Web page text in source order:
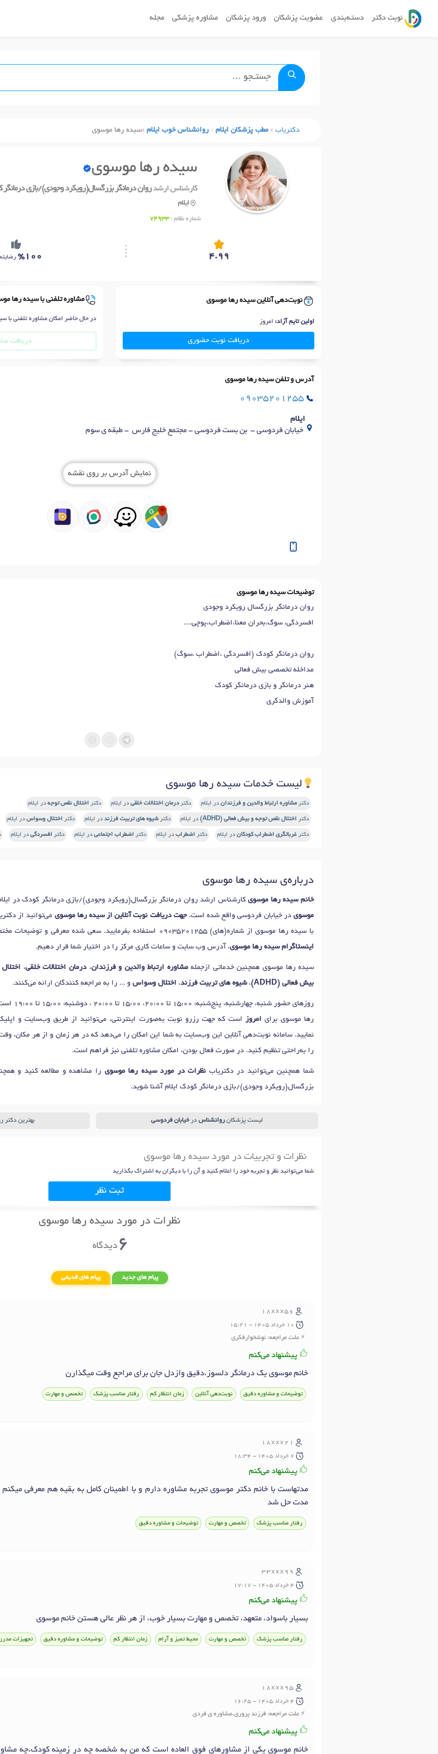
نوبت دکتر دسته‌بندی عضویت پزشکان ورود پزشکان مشاوره پزشکی مجله
دکتریاب مطب پزشکان ایلام روانشناس خوب ایلام سیده رها موسوی
سیده رها موسوی
کارشناس ارشدروان درمانگر بزرگسال(رویکرد وجودی)/بازی
ایلام
شماره نظام :74933
4.99
%100
نوبت‌دهی آنلاین سیده رها موسوی
اولین تایم آزاد: امروز
دریافت نوبت حضوری
مشاوره تلفنی با سیده رها
در حال حاضر امکان مشاوره تلفنی با
دریافت
آدرس و تلفن سیده رها موسوی
09035201255
ایلام
خیابان فردوسی - بن بست فردوسی - مجتمع خلیج فارس - طبقه ی سوم
نمایش آدرس بر روی نقشه
توضیحات سیده رها موسوی
روان درمانگر بزرگسال رویکرد وجودی
افسردگی، سوگ،بحران معنا،اضطراب،پوچی....
روان درمانگر کودک (افسردگی ،اضطراب ،سوگ)
مداخله تخصصی بیش فعالی
هنر درمانگر و بازی درمانگر کودک
آموزش والدگری
لیست خدمات سیده رها موسوی
دکترمشاوره ارتباط والدین و فرزندان در ایلام دکتردرمان اختلالات خلقی در ایلام دکتر اختلال نقص توجه در ایلام
دکتر اختلال نقص توجه و بیش فعالی (ADHD) در ایلام دکترشیوه های تربیت فرزند در ایلام دکتر اختلال وسواس در ایلام
دکتر غربالگری اضطراب کودکان در ایلام دکتر اضطراب در ایلام دکتر اضطراب اجتماعی در ایلام دکتر افسردگی در ایلام
درباره‌ی سیده رها موسوی
خانم سیده رها موسویکارشناس ارشد روان درمانگر بزرگسال(رویکرد وجودی)/بازی درمانگر کودک در
موسویدر خیابان فردوسی واقع شده است.جهت دریافت نوبت آنلاین از سیده رها موسوی می‌توانید از
با سیده رها موسوی از شماره(های)09035201255 استفاده بفرمایید. سعی شده معرفی و توضیحات
اینستاگرام سیده رها موسوی، آدرس وب سایت و ساعات کاری مرکز را در اختیار شما قرار دهیم.
سیده رها موسوی همچنین خدماتی ازجملهمشاوره ارتباط والدین و فرزندان، درمان اختلالات خلقی،
بیش فعالی (ADHD)
،شیوه های تربیت فرزند، اختلال وسواس و ... را به مراجعه کنندگان ارائه می‌کنند.
روزهای
رها موسوی برای امروز
است که جهت رزرو نوبت به‌صورت اینترنتی، می‌توانید از طریق وب‌سایت و
نمایید. سامانه نوبت‌دهی آنلاین این وب‌سایت به شما این امکان را می‌دهد که در هر زمان و از هر مکان،
را به‌راحتی تنظیم کنید. در صورت فعال بودن، امکان مشاوره تلفنی نیز فراهم است.
شما همچنین می‌توانید در دکتریاب نظرات در مورد سیده رها موسوی را مشاهده و مطالعه کنید و
بزرگسال(رویکرد وجودی)/بازی درمانگر کودک ایلام آشنا شوید.
لیست پزشکان روانشناس درخیابان فردوسی بهترین دکتر
نظرات و تجربیات در مورد سیده رها موسوی
شما می‌توانید نظر و تجربه خود را اعلام کنید و آن را با دیگران به اشتراک بگذارید
ثبت نظر
نظرات در مورد سیده رها موسوی
6دیدگاه
پیام های جدید پیام های قدیمی
18xxx56
10 خرداد 1405 - 15:21
علت مراجعه: نوشخوارفکری
پیشنهاد می‌کنم
خانم موسوی یک درمانگر دلسوز،دقیق وازدل جان برای مراجع وقت میگذارن
توضیحات و مشاوره دقیق نوبت‌دهی آنلاین زمان انتظار کم رفتار مناسب پزشک تخصص و مهارت
18xxx21
7 خرداد 1405 - 18:34
پیشنهاد می‌کنم
مدتهاست با خانم دکتر موسوی تجربه مشاوره دارم و با اطمینان کامل به بقیه هم معرفی
مدت حل شد
رفتار مناسب پزشک تخصص و مهارت توضیحات و مشاوره دقیق
33xxx99
4 خرداد 1405 - 17:17
پیشنهاد می‌کنم
بسیار باسواد، متعهد، تخصص و مهارت بسیار خوب، از هر نظر عالی هستن خانم موسوی
رفتار مناسب پزشک تخصص و مهارت محیط تمیز و آرام زمان انتظار کم توضیحات و مشاوره دقیق تجهیزات
18xxx95
4 خرداد 1405 - 16:25
علت مراجعه: فرزند پروری،مشاوره ی فردی
پیشنهاد می‌کنم
خانم موسوی یکی از مشاورهای فوق العاده است که من به شخصه چه در زمینه کودک،چه